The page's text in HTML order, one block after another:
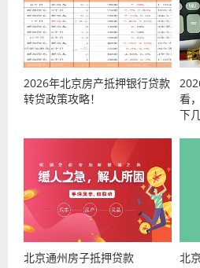
2026年北京房产抵押银行贷款
转贷政策攻略！
看
下
北京通州房子抵押贷款 北